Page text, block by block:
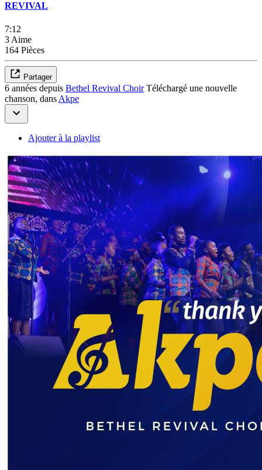
REVIVAL
7:12
3 Aime
164 Pièces
Partager
6 années depuis Bethel Revival ChoirTéléchargé une nouvelle
chanson, dans Akpe
Ajouter à la playlist